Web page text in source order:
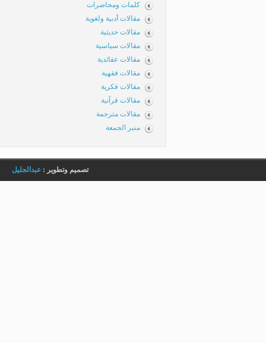
كلمات ومحاضرات
مقالات أدبية ولغوية
مقالات حديثية
مقالات سياسية
مقالات عقائدية
مقالات فقهية
مقالات فكرية
مقالات قرآنية
مقالات مترجمة
منبر الجمعة
تصميم وتطوير : عبدالجليل